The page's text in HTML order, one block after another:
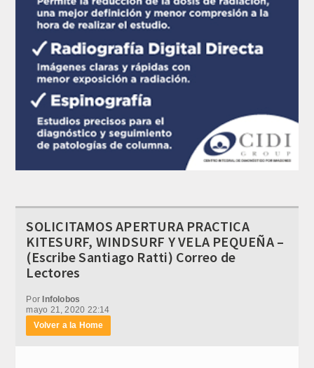
SOLICITAMOS APERTURA PRACTICA
KITESURF, WINDSURF Y VELA PEQUEÑA –
(Escribe Santiago Ratti) Correo de
Lectores
PorInfolobos
mayo 21, 2020 22:14
Volver a la Home